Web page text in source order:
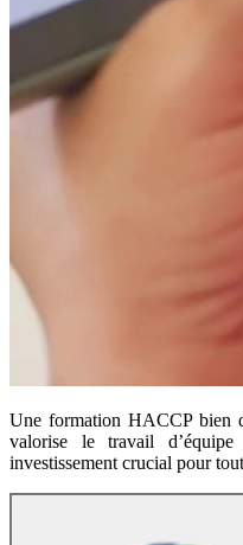
Une formation HACCP bien
valorise le travail
investissement crucial pour